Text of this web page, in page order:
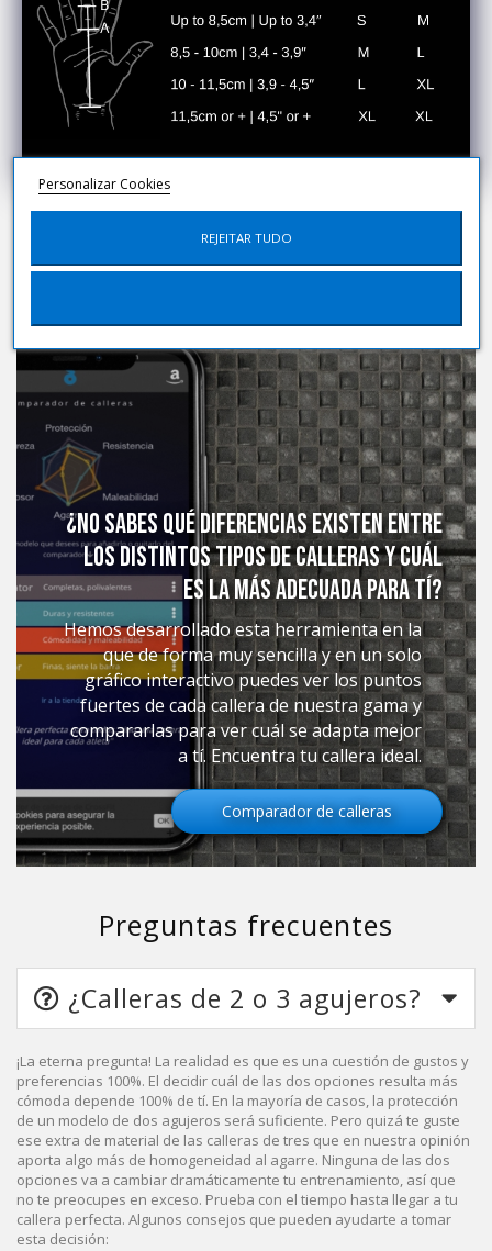
¿No sabes qué diferencias existen entre
los distintos tipos de calleras y cuál
es la más adecuada para tí?
Hemos desarrollado esta herramienta en la
que de forma muy sencilla y en un solo
gráfico interactivo puedes ver los puntos
fuertes de cada callera de nuestra gama y
compararlas para ver cuál se adapta mejor
a tí. Encuentra tu callera ideal.
Comparador de calleras
Preguntas frecuentes
¿Calleras de 2 o 3 agujeros?
¡La eterna pregunta! La realidad es que es una cuestión de gustos y
preferencias 100%. El decidir cuál de las dos opciones resulta más
cómoda depende 100% de tí. En la mayoría de casos, la protección
de un modelo de dos agujeros será suficiente. Pero quizá te guste
ese extra de material de las calleras de tres que en nuestra opinión
aporta algo más de homogeneidad al agarre. Ninguna de las dos
opciones va a cambiar dramáticamente tu entrenamiento, así que
no te preocupes en exceso. Prueba con el tiempo hasta llegar a tu
callera perfecta. Algunos consejos que pueden ayudarte a tomar
esta decisión:
Personalizar Cookies
REJEITAR TUDO